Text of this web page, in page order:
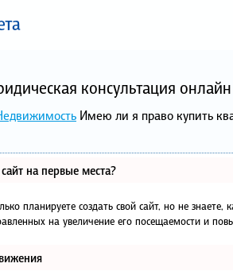
консультация
Имею ли я право купить
на первые места?
планируете создать свой сайт, но не
на увеличение его посещаемости и